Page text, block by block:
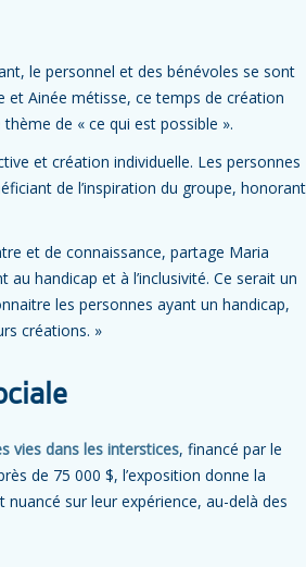
le personnel et des bénévoles se sont
et Ainée métisse, ce temps de création
de « ce qui est possible ».
et création individuelle. Les personnes
de l’inspiration du groupe, honorant
et de connaissance, partage Maria
au handicap et à l’inclusivité. Ce serait un
les personnes ayant un handicap,
créations. »
vies dans les interstices, financé par le
de 75 000 $, l’exposition donne la
sur leur expérience, au-delà des